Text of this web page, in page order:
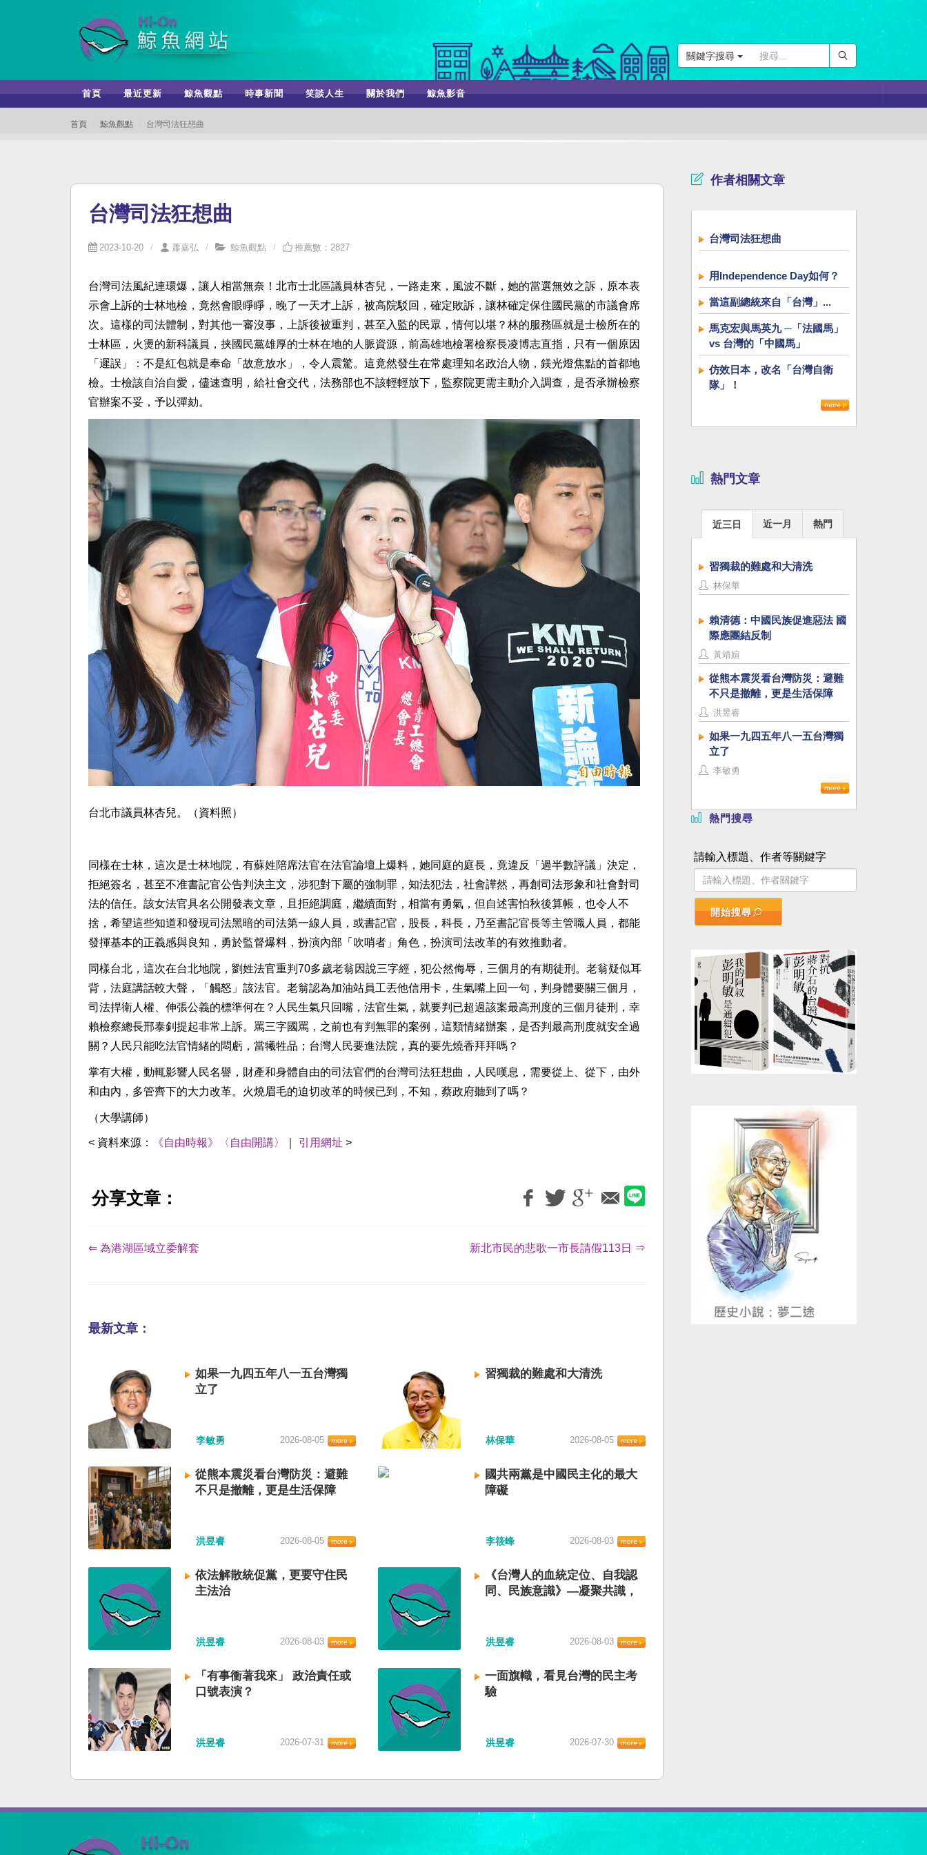
關鍵字搜尋
首頁 最近更新 鯨魚觀點 時事新聞 笑談人生 關於我們 鯨魚影音
首頁 鯨魚觀點 台灣司法狂想曲
台灣司法狂想曲
2023-10-20 蕭嘉弘 鯨魚觀點 推薦數：2827
台灣司法風紀連環爆，讓人相當無奈！北市士北區議員林杏兒，一路走來，風波不斷，她的當選無效之訴，原本表
示會上訴的士林地檢，竟然會眼睜睜，晚了一天才上訴，被高院駁回，確定敗訴，讓林確定保住國民黨的市議會席
次。這樣的司法體制，對其他一審沒事，上訴後被重判，甚至入監的民眾，情何以堪？林的服務區就是士檢所在的
士林區，火燙的新科議員，挟國民黨雄厚的士林在地的人脈資源，前高雄地檢署檢察長凌博志直指，只有一個原因
「遲誤」：不是紅包就是奉命「故意放水」，令人震驚。這竟然發生在常處理知名政治人物，鎂光燈焦點的首都地
檢。士檢該自治自愛，儘速查明，給社會交代，法務部也不該輕輕放下，監察院更需主動介入調查，是否承辦檢察
官辦案不妥，予以彈劾。
台北市議員林杏兒。（資料照）
同樣在士林，這次是士林地院，有蘇姓陪席法官在法官論壇上爆料，她同庭的庭長，竟違反「過半數評議」決定，
拒絕簽名，甚至不准書記官公告判決主文，涉犯對下屬的強制罪，知法犯法，社會譁然，再創司法形象和社會對司
法的信任。該女法官具名公開發表文章，且拒絕調庭，繼續面對，相當有勇氣，但自述害怕秋後算帳，也令人不
捨，希望這些知道和發現司法黑暗的司法第一線人員，或書記官，股長，科長，乃至書記官長等主管職人員，都能
發揮基本的正義感與良知，勇於監督爆料，扮演內部「吹哨者」角色，扮演司法改革的有效推動者。
同樣台北，這次在台北地院，劉姓法官重判70多歲老翁因說三字經，犯公然侮辱，三個月的有期徒刑。老翁疑似耳
背，法庭講話較大聲，「觸怒」該法官。老翁認為加油站員工丟他信用卡，生氣嘴上回一句，判身體要關三個月，
司法捍衛人權、伸張公義的標準何在？人民生氣只回嘴，法官生氣，就要判已超過該案最高刑度的三個月徒刑，幸
賴檢察總長邢泰釗提起非常上訴。罵三字國罵，之前也有判無罪的案例，這類情緒辦案，是否判最高刑度就安全過
關？人民只能吃法官情緒的悶虧，當犧牲品；台灣人民要進法院，真的要先燒香拜拜嗎？
掌有大權，動輒影響人民名譽，財產和身體自由的司法官們的台灣司法狂想曲，人民嘆息，需要從上、從下，由外
和由內，多管齊下的大力改革。火燒眉毛的迫切改革的時候已到，不知，蔡政府聽到了嗎？
（大學講師）
< 資料來源： 《自由時報》〈自由開講〉 引用網址 >
分享文章：
⇐ 為港湖區域立委解套 新北市民的悲歌一市長請假113日 ⇒
最新文章：
如果一九四五年八一五台灣獨
立了
李敏勇 2026-08-05
習獨裁的難處和大清洗
林保華 2026-08-05
從熊本震災看台灣防災：避難
不只是撤離，更是生活保障
洪昱睿 2026-08-05
國共兩黨是中國民主化的最大
障礙
李筱峰 2026-08-03
依法解散統促黨，更要守住民
主法治
洪昱睿 2026-08-03
《台灣人的血統定位、自我認
同、民族意識》—凝聚共識，
洪昱睿 2026-08-03
「有事衝著我來」 政治責任或
口號表演？
洪昱睿 2026-07-31
一面旗幟，看見台灣的民主考
驗
洪昱睿 2026-07-30
作者相關文章
台灣司法狂想曲
用Independence Day如何？
當這副總統來自「台灣」...
馬克宏與馬英九 ─「法國馬」
vs 台灣的「中國馬」
仿效日本，改名「台灣自衛
隊」！
熱門文章
近三日 近一月 熱門
習獨裁的難處和大清洗
林保華
賴清德：中國民族促進惡法 國
際應團結反制
黃靖媗
從熊本震災看台灣防災：避難
不只是撤離，更是生活保障
洪昱睿
如果一九四五年八一五台灣獨
立了
李敏勇
熱門搜尋
請輸入標題、作者等關鍵字
開始搜尋